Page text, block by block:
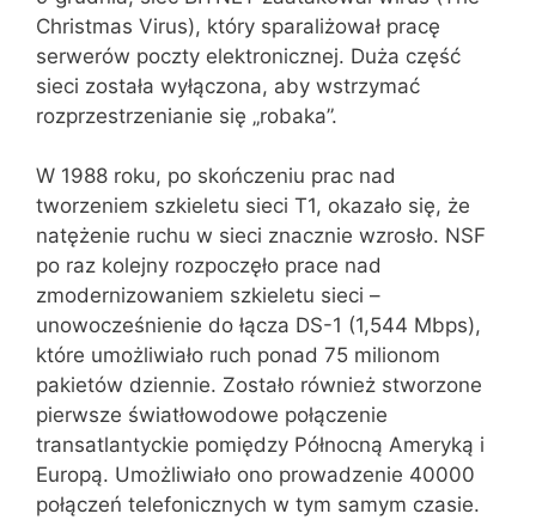
Christmas Virus), który sparaliżował pracę
serwerów poczty elektronicznej. Duża część
sieci została wyłączona, aby wstrzymać
rozprzestrzenianie się „robaka”.
W 1988 roku, po skończeniu prac nad
tworzeniem szkieletu sieci T1, okazało się, że
natężenie ruchu w sieci znacznie wzrosło. NSF
po raz kolejny rozpoczęło prace nad
zmodernizowaniem szkieletu sieci –
unowocześnienie do łącza DS-1 (1,544 Mbps),
które umożliwiało ruch ponad 75 milionom
pakietów dziennie. Zostało również stworzone
pierwsze światłowodowe połączenie
transatlantyckie pomiędzy Północną Ameryką i
Europą. Umożliwiało ono prowadzenie 40000
połączeń telefonicznych w tym samym czasie.